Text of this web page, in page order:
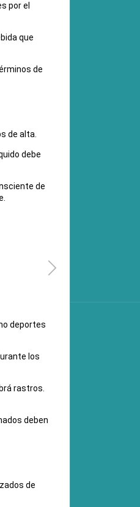
por el
que
de
de alta.
debe
de
deportes
los
rastros.
deben
de